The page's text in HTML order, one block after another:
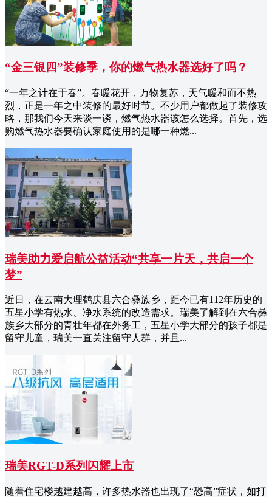
“金三银四”装修季，你的燃气热水器选好了吗？
“一年之计在于春”。春暖花开，万物复苏，天气暖和而不热
烈，正是一年之中装修的最好时节。不少用户都做起了装修攻
略，那我们今天来谈一谈，燃气热水器该怎么选择。首先，选
购燃气热水器要确认家庭使用的是哪一种燃...
瑞美助力爱启航公益活动“共享一片天，共启一个
梦”
近日，在云南大理鹤庆县六合彝族乡，距今已有112年历史的
五星小学有热水、净水系统的改造需求。瑞美了解到在六合彝
族乡大部分的青壮年都在外务工，五星小学大部分的孩子都是
留守儿童，瑞美一直关注留守人群，并且...
瑞美RGT-D系列闪耀上市
随着住宅楼越建越高，许多热水器也出现了“恐高”症状，如打